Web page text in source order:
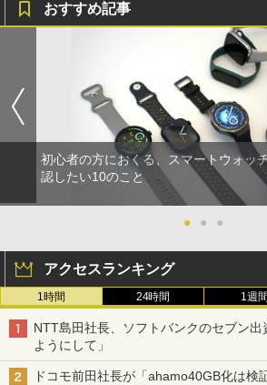
おすすめ記事
初心者の方におくる、スマートウォッ
認したい10のこと
● ● ●
アクセスランキング
1時間 24時間 1週間
NTT島田社長、ソフトバンクのセブン出
ようにして」
ドコモ前田社長が「ahamo40GB化は検